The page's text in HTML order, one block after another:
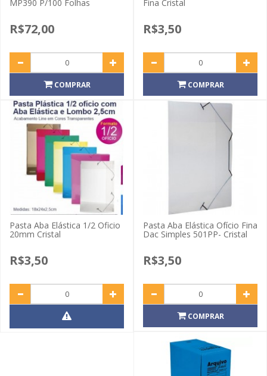
MP390 P/100 Folhas
R$72,00
COMPRAR
Fina Cristal
R$3,50
COMPRAR
Pasta Aba Elástica 1/2 Oficio
20mm Cristal
R$3,50
Pasta Aba Elástica Ofício Fina
Dac Simples 501PP- Cristal
R$3,50
COMPRAR